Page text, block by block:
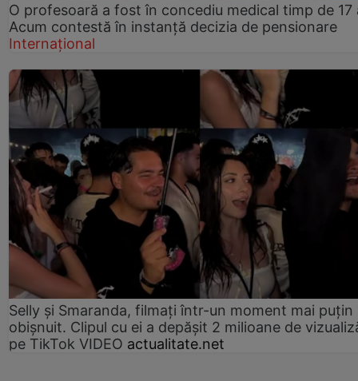
O profesoară a fost în concediu medical timp de 17
Acum contestă în instanță decizia de pensionare
Internațional
Selly și Smaranda, filmați într-un moment mai puțin
obișnuit. Clipul cu ei a depășit 2 milioane de
pe TikTok VIDEO actualitate.net